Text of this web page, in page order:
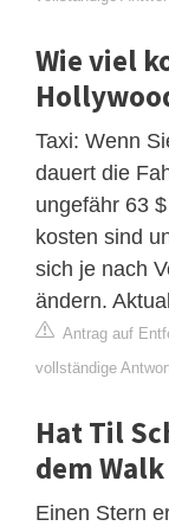
Wie viel
Taxi: Wenn
dauert die
ungefähr 63
kosten sind
sich je nach
ändern.
Antrag auf
vollständige
Hat Til
dem
Einen Stern